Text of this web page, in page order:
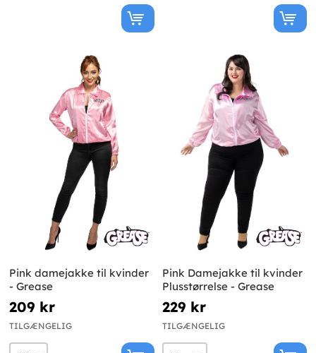
Pink damejakke til kvinder
- Grease
209 kr
TILGÆNGELIG
Pink Damejakke til kvinder
Plusstørrelse - Grease
229 kr
TILGÆNGELIG